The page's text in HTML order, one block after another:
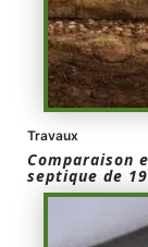
Travaux
Comparaison
septique de